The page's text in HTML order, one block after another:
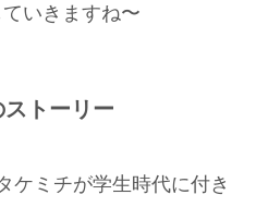
いきますね〜
トーリー
ケミチが学生時代に付き